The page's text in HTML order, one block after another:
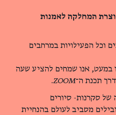
המחלקה לאמנות
וכל הפעילויות במרחבים
במעט, אנו שמחים להציע שעה
תכנת ה־ZOOM
.
של סקרנות- סיורים
מסביב לעולם בהנחיית